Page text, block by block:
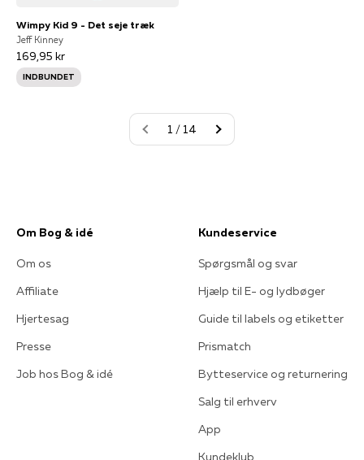
Wimpy Kid 9 - Det seje træk
Jeff Kinney
169,95 kr
INDBUNDET
1 / 14
Om Bog & idé
Om os
Affiliate
Hjertesag
Presse
Job hos Bog & idé
Kundeservice
Spørgsmål og svar
Hjælp til E- og lydbøger
Guide til labels og etiketter
Prismatch
Bytteservice og returnering
Salg til erhverv
App
Kundeklub